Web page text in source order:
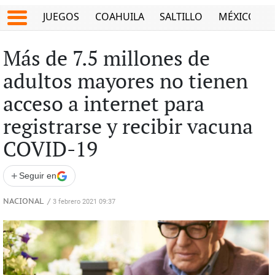
JUEGOS COAHUILA SALTILLO MÉXICO
Más de 7.5 millones de
adultos mayores no tienen
acceso a internet para
registrarse y recibir vacuna
COVID-19
+ Seguir en
NACIONAL / 3 febrero 2021 09:37